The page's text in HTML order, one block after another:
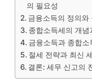
의 필요성
금융소득의 정의와
종합소득세의 개
금융소득과 종합
절세 전략과 최신
결론: 세무 신고의